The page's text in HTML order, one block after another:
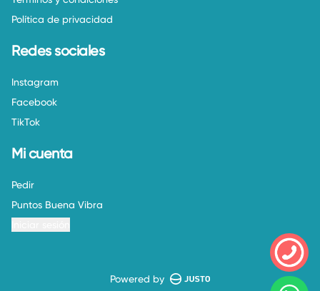
Política de privacidad
Redes sociales
Instagram
Facebook
TikTok
Mi cuenta
Pedir
Puntos Buena Vibra
Powered by